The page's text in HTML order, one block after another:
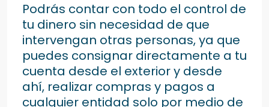
Podrás contar con todo el control de
tu dinero sin necesidad de que
intervengan otras personas, ya que
puedes consignar directamente a tu
cuenta desde el exterior y desde
ahí, realizar compras y pagos a
cualquier entidad solo por medio de